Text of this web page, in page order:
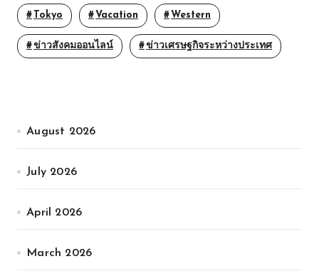
Tokyo Vacation Western
ข่าวสังคมออนไลน์ ข่าวเศรษฐกิจระหว่างประเทศ
August 2026
July 2026
April 2026
March 2026